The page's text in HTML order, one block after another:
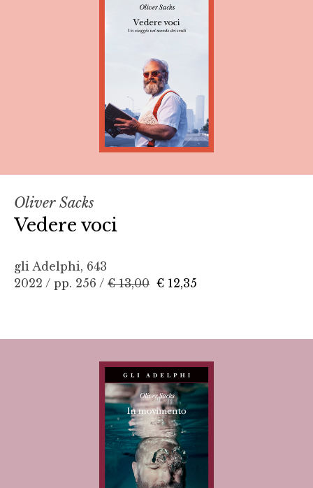
Oliver Sacks
Vedere voci
gli Adelphi, 643
2022 / pp. 256 / € 13,00 € 12,35